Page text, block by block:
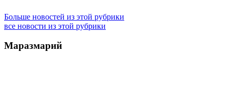
Больше новостей из этой рубрики
все новости из этой рубрики
Маразмарий